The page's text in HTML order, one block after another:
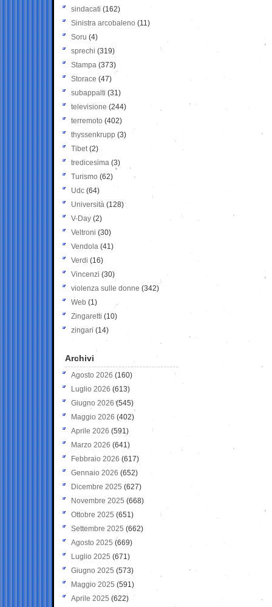
sindacati (162)
Sinistra arcobaleno (11)
Soru (4)
sprechi (319)
Stampa (373)
Storace (47)
subappalti (31)
televisione(244)
terremoto (402)
thyssenkrupp (3)
Tibet(2)
tredicesima (3)
Turismo (62)
Udc (64)
Università (128)
V-Day (2)
Veltroni (30)
Vendola (41)
Verdi (16)
Vincenzi (30)
violenza sulle donne (342)
Web (1)
Zingaretti (10)
zingari (14)
Archivi
Agosto 2026 (160)
Luglio 2026 (613)
Giugno 2026 (545)
Maggio 2026 (402)
Aprile 2026 (591)
Marzo 2026 (641)
Febbraio 2026 (617)
Gennaio 2026 (652)
Dicembre 2025 (627)
Novembre 2025 (668)
Ottobre 2025 (651)
Settembre 2025 (662)
Agosto 2025 (669)
Luglio 2025 (671)
Giugno 2025 (573)
Maggio 2025 (591)
Aprile 2025 (622)